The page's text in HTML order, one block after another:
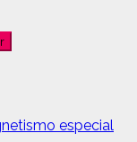
especial